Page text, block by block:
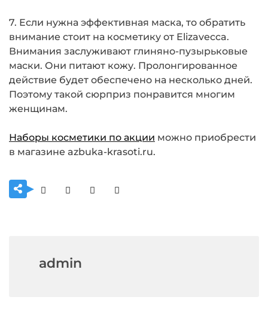
7. Если нужна эффективная маска, то обратить
внимание стоит на косметику от Elizavecca.
Внимания заслуживают глиняно-пузырьковые
маски. Они питают кожу. Пролонгированное
действие будет обеспечено на несколько дней.
Поэтому такой сюрприз понравится многим
женщинам.
Наборы косметики по акции можно приобрести
в магазине azbuka-krasoti.ru.
admin